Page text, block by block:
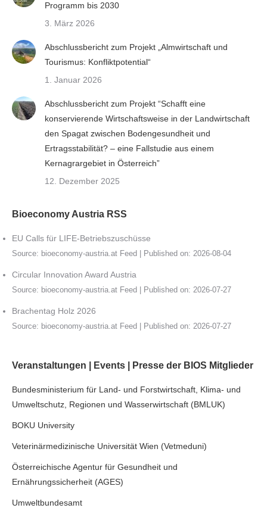
Programm bis 2030
3. März 2026
Abschlussbericht zum Projekt „Almwirtschaft und
Tourismus: Konfliktpotential“
1. Januar 2026
Abschlussbericht zum Projekt “Schafft eine
konservierende Wirtschaftsweise in der Landwirtschaft
den Spagat zwischen Bodengesundheit und
Ertragsstabilität? – eine Fallstudie aus einem
Kernagrargebiet in Österreich”
12. Dezember 2025
Bioeconomy Austria RSS
EU Calls für LIFE-Betriebszuschüsse
Source: bioeconomy-austria.at Feed Published on: 2026-08-04
Circular Innovation Award Austria
Source: bioeconomy-austria.at Feed Published on: 2026-07-27
Brachentag Holz 2026
Source: bioeconomy-austria.at Feed Published on: 2026-07-27
Veranstaltungen | Events | Presse der BIOS Mitglieder
Bundesministerium für Land- und Forstwirtschaft, Klima- und
Umweltschutz, Regionen und Wasserwirtschaft (BMLUK)
BOKU University
Veterinärmedizinische Universität Wien (Vetmeduni)
Österreichische Agentur für Gesundheit und
Ernährungssicherheit (AGES)
Umweltbundesamt